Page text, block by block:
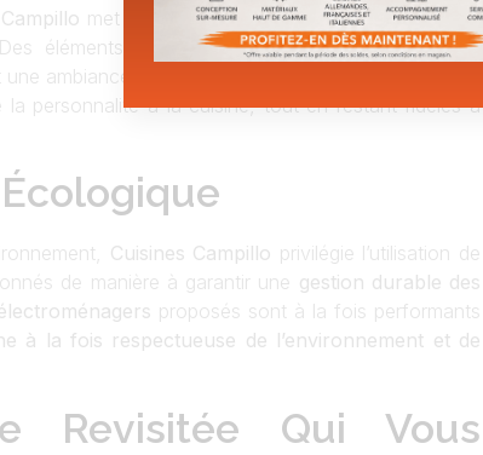
met également l’accent sur les petits détails
éléments comme des luminaires en métal, des
une ambiance unique et chaleureuse. Ces touches de
personnalité à la cuisine, tout en restant fidèles à
Cuisines Campillo privilégie l’utilisation de
de manière à garantir une gestion durable des
proposés sont à la fois performants
à la fois respectueuse de l’environnement et de
Revisitée Qui Vous